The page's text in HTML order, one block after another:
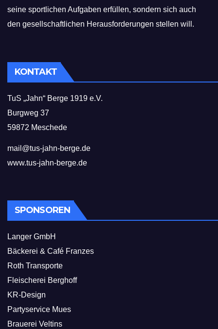
seine sportlichen Aufgaben erfüllen, sondern sich auch
den gesellschaftlichen Herausforderungen stellen will.
KONTAKT
TuS „Jahn“ Berge 1919 e.V.
Burgweg 37
59872 Meschede
mail@tus-jahn-berge.de
www.tus-jahn-berge.de
SPONSOREN
Langer GmbH
Bäckerei & Café Franzes
Roth Transporte
Fleischerei Berghoff
KR-Design
Partyservice Mues
Brauerei Veltins